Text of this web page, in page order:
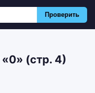
Проверить
(стр. 4)